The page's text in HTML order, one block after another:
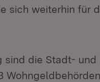
sich weiterhin für
sind die Stadt-